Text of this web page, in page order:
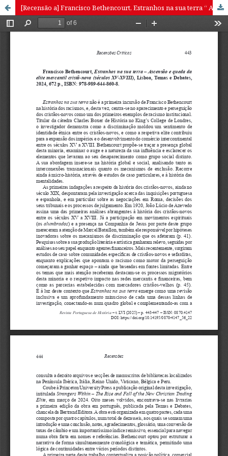
[Recensão a] Francisco Bethencourt, Estranhos na sua terra “ Ascensão e queda da elite mercantil cristã-nova (séculos XV-XVIII), Lisboa, Temas e Debates, 2024, 672 p., ISBN: 978-989-644-860-8.